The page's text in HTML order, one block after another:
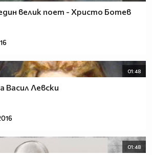
велик поет - Христо Ботев
01:48
Васил Левски
01:48